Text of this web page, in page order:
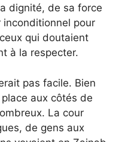
dignité, de sa force
pour
qui doutaient
à la respecter.
pas facile. Bien
aux côtés de
La cour
de gens aux